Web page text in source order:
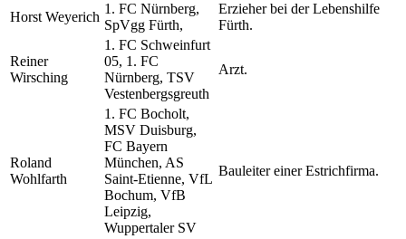
Horst Weyerich
1. FC Nürnberg,
SpVgg Fürth,
Erzieher bei der Lebenshilfe
Fürth.
Reiner
Wirsching
1. FC Schweinfurt
05, 1. FC
Nürnberg, TSV
Vestenbergsgreuth
Arzt.
Roland
Wohlfarth
1. FC Bocholt,
MSV Duisburg,
FC Bayern
München, AS
Saint-Etienne, VfL
Bochum, VfB
Leipzig,
Wuppertaler SV
Bauleiter einer Estrichfirma.